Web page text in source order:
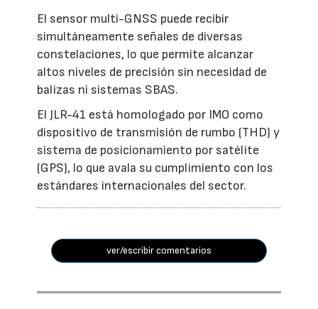
El sensor multi-GNSS puede recibir
simultáneamente señales de diversas
constelaciones, lo que permite alcanzar
altos niveles de precisión sin necesidad de
balizas ni sistemas SBAS.
El JLR-41 está homologado por IMO como
dispositivo de transmisión de rumbo (THD) y
sistema de posicionamiento por satélite
(GPS), lo que avala su cumplimiento con los
estándares internacionales del sector.
ver/escribir comentarios